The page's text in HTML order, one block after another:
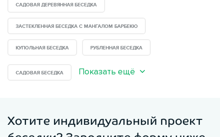
САДОВАЯ ДЕРЕВЯННАЯ БЕСЕДКА
ЗАСТЕКЛЕННАЯ БЕСЕДКА С МАНГАЛОМ БАРБЕКЮ
КУПОЛЬНАЯ БЕСЕДКА РУБЛЕННАЯ БЕСЕДКА
САДОВАЯ БЕСЕДКА Показать ещё
Хотите индивидуальный проект